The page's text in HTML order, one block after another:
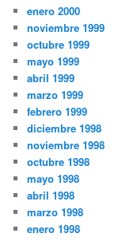
enero 2000
noviembre 1999
octubre 1999
mayo 1999
abril 1999
marzo 1999
febrero 1999
diciembre 1998
noviembre 1998
octubre 1998
mayo 1998
abril 1998
marzo 1998
enero 1998